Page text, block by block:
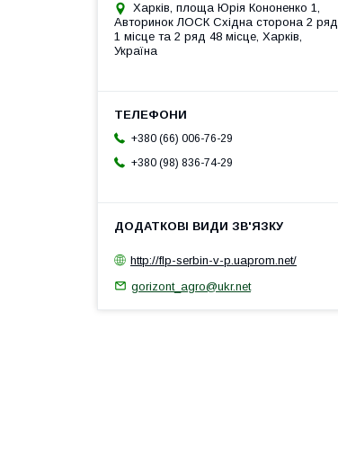
Харків, площа Юрія Кононенко 1,
Авторинок ЛОСК Східна сторона 2 ряд
1 місце та 2 ряд 48 місце, Харків,
Україна
+380 (66) 006-76-29
+380 (98) 836-74-29
http://flp-serbin-v-p.uaprom.net/
gorizont_agro@ukr.net